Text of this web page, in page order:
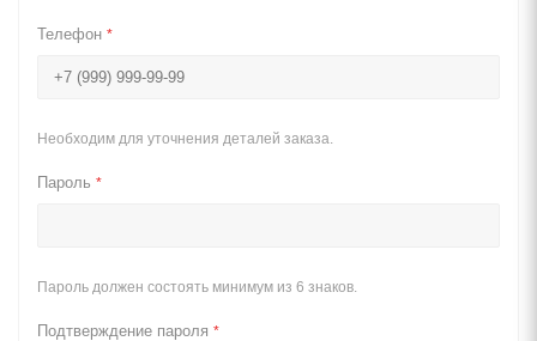
Телефон *
Необходим для уточнения деталей заказа.
Пароль *
Пароль должен состоять минимум из 6 знаков.
Подтверждение пароля *